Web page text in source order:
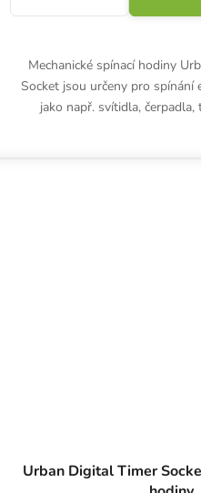
Mechanické spínací hodiny
Socket jsou určeny pro spínání
jako např. svítidla, čerpadla,
Urban Digital Timer